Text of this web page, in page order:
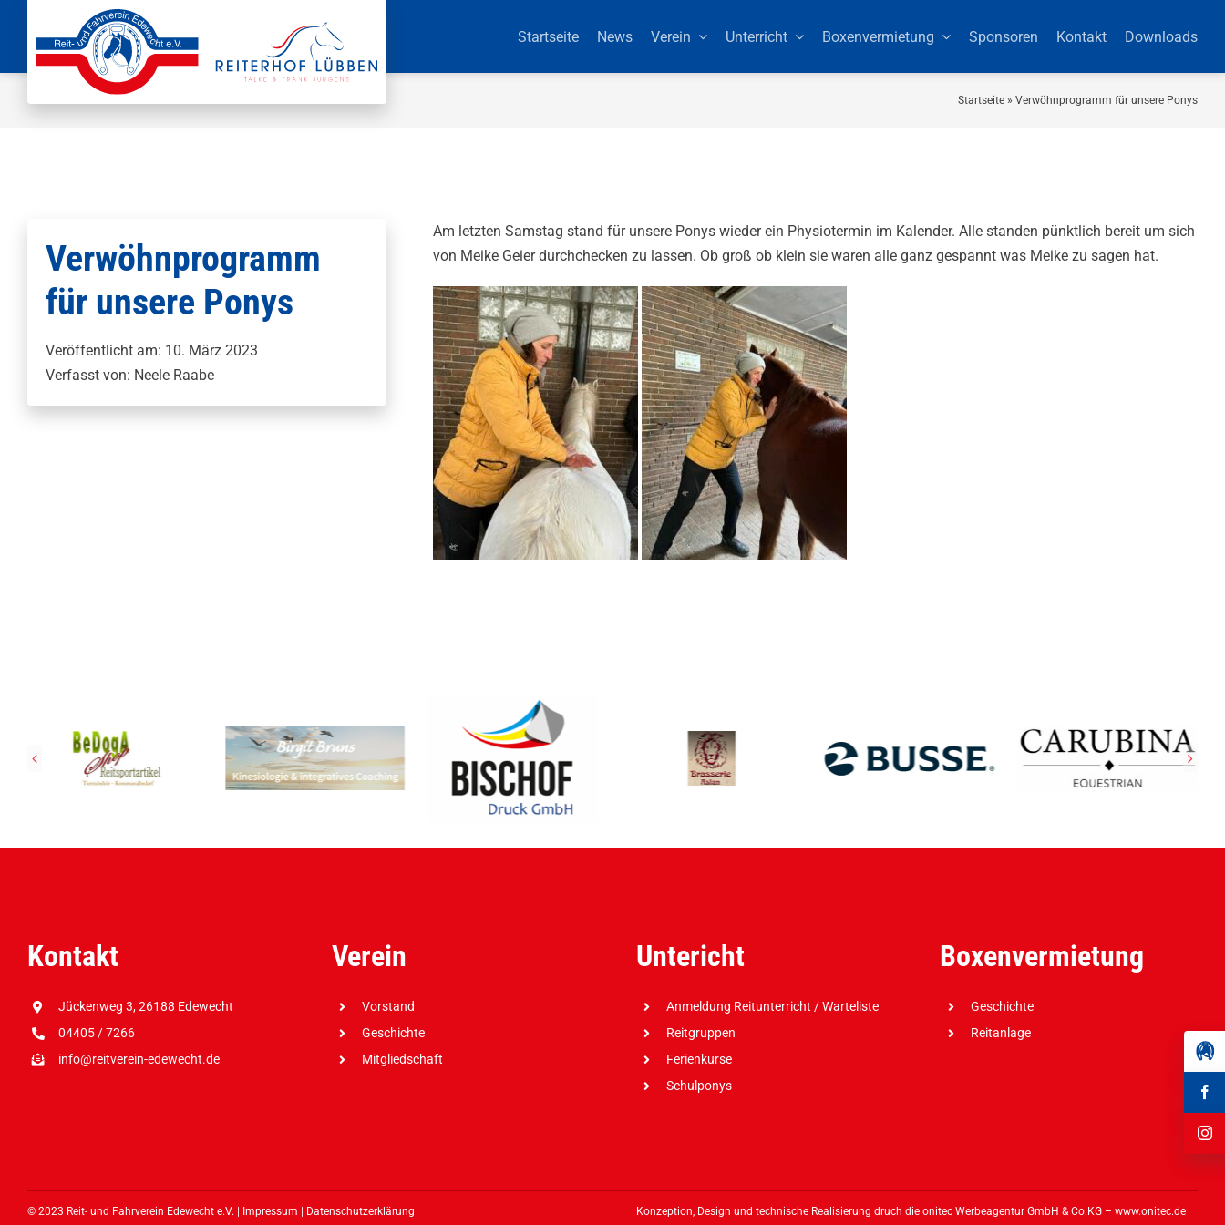
Startseite News Verein Unterricht Boxenvermietung Sponsoren Kontakt Downloads
Startseite »Verwöhnprogramm für unsere Ponys
Verwöhnprogramm
für unsere Ponys
Veröffentlicht am: 10. März 2023
Verfasst von: Neele Raabe
Am letzten Samstag stand für unsere Ponys wieder ein Physiotermin im Kalender. Alle standen pünktlich bereit um sich
von Meike Geier durchchecken zu lassen. Ob groß ob klein sie waren alle ganz gespannt was Meike zu sagen hat.
Kontakt
Jückenweg 3, 26188 Edewecht
04405 / 7266
info@reitverein-edewecht.de
Verein
Vorstand
Geschichte
Mitgliedschaft
Untericht
Anmeldung Reitunterricht / Warteliste
Reitgruppen
Ferienkurse
Schulponys
Boxenvermietung
Geschichte
Reitanlage
© 2023 Reit- und Fahrverein Edewecht e.V. | Impressum Datenschutzerklärung Konzeption, Design und technische Realisierung druch die onitec Werbeagentur GmbH & Co.KG – www.onitec.de